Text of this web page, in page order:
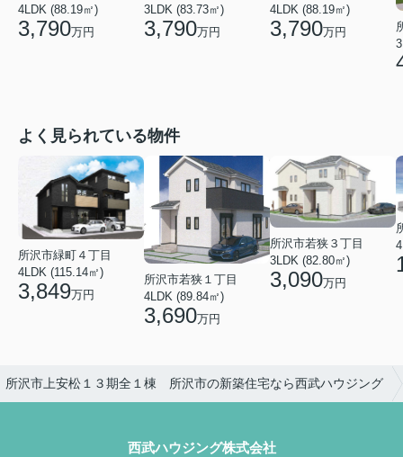
4LDK (88.19㎡)
3,790万円
3LDK (83.73㎡)
3,790万円
4LDK (88.19㎡)
3,790万円
よく見られている物件
所沢市緑町４丁目
4LDK (115.14㎡)
3,849万円
所沢市若狭１丁目
4LDK (89.84㎡)
3,690万円
所沢市若狭３丁目
3LDK (82.80㎡)
3,090万円
所沢市上安松１３期全１棟 所沢市の新築住宅なら西武ハウジング
西武ハウジング株式会社